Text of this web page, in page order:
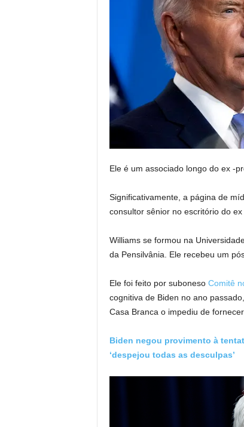
Ele é um associado longo do ex -
Significativamente, a página de
consultor sênior no escritório do ex
Williams se formou na
da Pensilvânia. Ele recebeu um
Ele foi feito por suboneso Comitê
cognitiva de Biden no ano
Casa Branca o impediu de
Biden negou provimento à
‘despejou todas as desculpas’